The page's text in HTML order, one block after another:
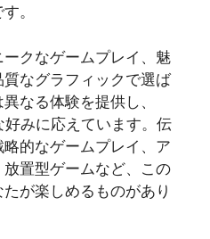
。
クなゲームプレイ、魅
なグラフィックで選ば
なる体験を提供し、
みに応えています。伝
的なゲームプレイ、ア
置型ゲームなど、この
が楽しめるものがあり